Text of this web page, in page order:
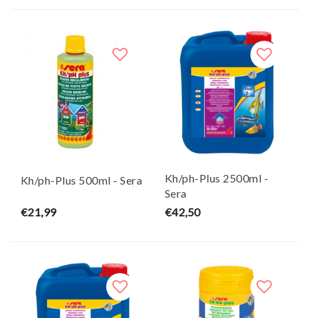
Kh/ph-Plus 500ml - Sera
€21,99
Kh/ph-Plus 2500ml -
Sera
€42,50